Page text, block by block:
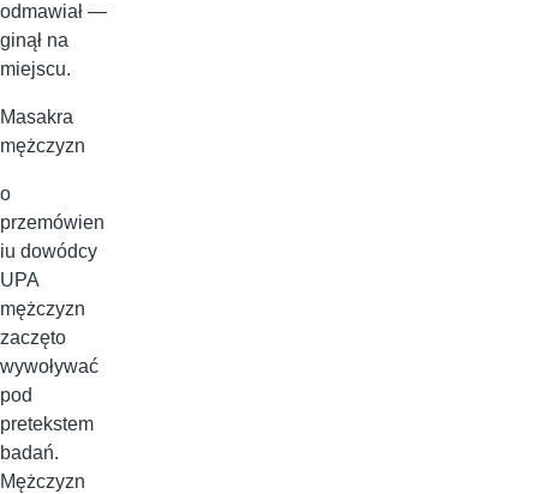
odmawiał —
ginął na
miejscu.
Masakra
mężczyzn
o
przemówien
iu dowódcy
UPA
mężczyzn
zaczęto
wywoływać
pod
pretekstem
badań.
Mężczyzn